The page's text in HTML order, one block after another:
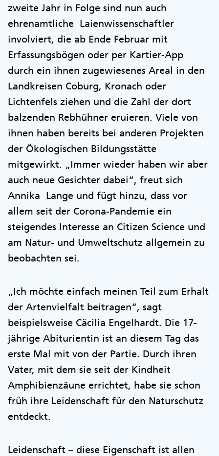
zweite Jahr in Folge sind nun auch
ehrenamtliche Laienwissenschaftler
involviert, die ab Ende Februar mit
Erfassungsbögen oder per Kartier-App
durch ein ihnen zugewiesenes Areal in den
Landkreisen Coburg, Kronach oder
Lichtenfels ziehen und die Zahl der dort
balzenden Rebhühner eruieren. Viele von
ihnen haben bereits bei anderen Projekten
der Ökologischen Bildungsstätte
mitgewirkt. „Immer wieder haben wir aber
auch neue Gesichter dabei“, freut sich
Annika Lange und fügt hinzu, dass vor
allem seit der Corona-Pandemie ein
steigendes Interesse an Citizen Science und
am Natur- und Umweltschutz allgemein zu
beobachten sei.
„Ich möchte einfach meinen Teil zum Erhalt
der Artenvielfalt beitragen“, sagt
beispielsweise Cäcilia Engelhardt. Die 17-
jährige Abiturientin ist an diesem Tag das
erste Mal mit von der Partie. Durch ihren
Vater, mit dem sie seit der Kindheit
Amphibienzäune errichtet, habe sie schon
früh ihre Leidenschaft für den Naturschutz
entdeckt.
Leidenschaft – diese Eigenschaft ist allen